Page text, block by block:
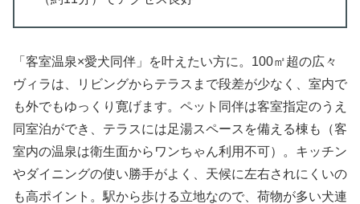
「客室温泉×愛犬同伴」を叶えたい方に。100㎡超の広々
ヴィラは、リビングからテラスまで段差が少なく、室内で
も外でもゆっくり寛げます。ペット同伴は客室指定のうえ
同室泊ができ、テラスには足湯スペースを備える棟も（客
室内の温泉は衛生面からワンちゃん利用不可）。キッチン
やダイニングの使い勝手がよく、天候に左右されにくいの
も高ポイント。駅から歩ける立地なので、荷物が多い犬連